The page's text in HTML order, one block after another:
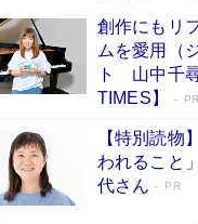
Book Bang
友近氏、絶賛！ 鎌倉を舞
人々が新たな一歩を踏み出
とりのプラネット』試し読み
創作にもリ
ムを愛用（
ト 山中千
TIMES】
PR
【特別読物
われること
代さん
PR